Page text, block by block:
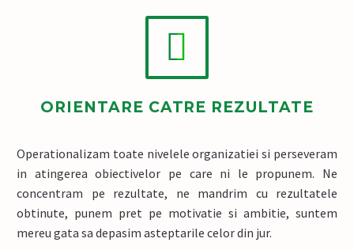


ORIENTARE CATRE REZULTATE
Operationalizam toate nivelele organizatiei si perseveram
in atingerea obiectivelor pe care ni le propunem. Ne
concentram pe rezultate, ne mandrim cu rezultatele
obtinute, punem pret pe motivatie si ambitie, suntem
mereu gata sa depasim asteptarile celor din jur.